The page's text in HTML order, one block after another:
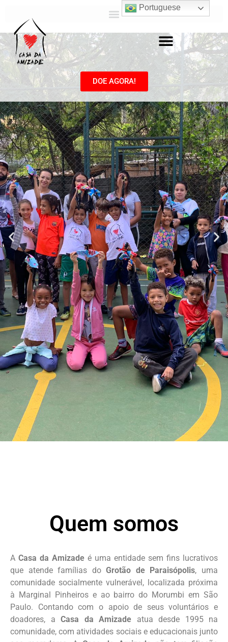
DOE AGORA!
nosso trabalho e da nossa história com
vocês.
Saiba mais...
Quem somos
A Casa da Amizade é uma entidade sem fins lucrativos
que atende famílias doGrotão de Paraisópolis, uma
comunidade socialmente vulnerável, localizada próxima
à Marginal Pinheiros e ao bairro do Morumbi em São
Paulo. Contando com o apoio de seus voluntários e
doadores, a Casa da Amizade atua desde 1995 na
comunidade, com atividades sociais e educacionais junto
Portuguese